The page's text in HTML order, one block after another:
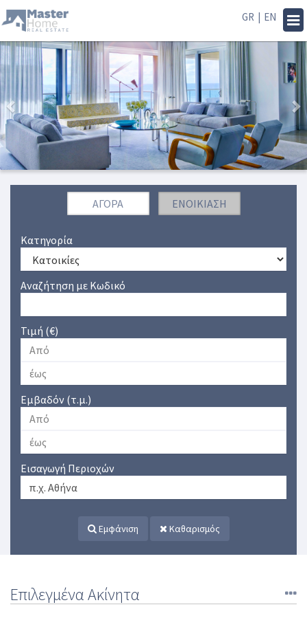
GR | EN
Previous
ΑΓΟΡΆ ΕΝΟΙΚΊΑΣΗ
Κατηγορία
Αναζήτηση με Κωδικό
Τιμή (€)
Εμβαδόν (τ.μ.)
Εισαγωγή Περιοχών
Εμφάνιση Καθαρισμός
Επιλεγμένα Ακίνητα